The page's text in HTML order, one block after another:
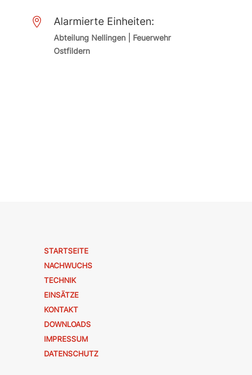
 Alarmierte Einheiten:
Abteilung Nellingen | Feuerwehr
Ostfildern
STARTSEITE
NACHWUCHS
TECHNIK
EINSÄTZE
KONTAKT
DOWNLOADS
IMPRESSUM
DATENSCHUTZ